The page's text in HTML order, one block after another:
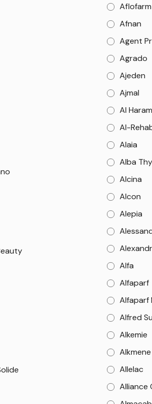
Aflofarm
Afnan
Agent
Agrado
Ajeden
Ajmal
Al
Al-
Alaia
Alba
Alcina
Alcon
Alepia
Alfa
Alfaparf
Alfaparf
Alfred
Alkemie
Alkmene
Allelac
Alliance